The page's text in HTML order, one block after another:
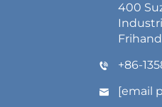
400
+86-
[email